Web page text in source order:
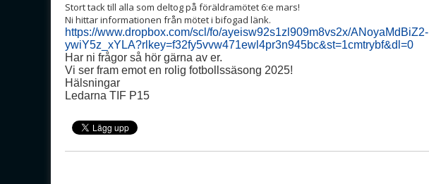
Stort tack till alla som deltog på föräldramötet 6:e mars!
Ni hittar informationen från mötet i bifogad länk.
https://www.dropbox.com/scl/fo/ayeisw92s1zl909m8vs2x/ANoyaMdBiZ2-
ywiY5z_xYLA?rlkey=f32fy5vvw471ewl4pr3n945bc&st=1cmtrybf&dl=0
Har ni frågor så hör gärna av er.
Vi ser fram emot en rolig fotbollssäsong 2025!
Hälsningar
Ledarna TIF P15